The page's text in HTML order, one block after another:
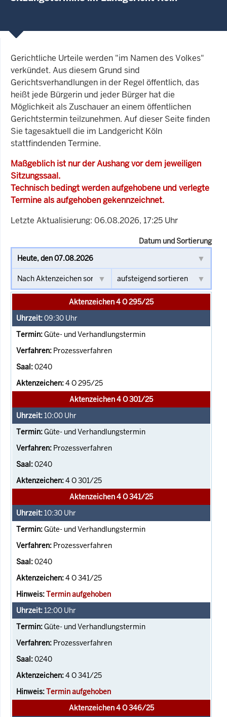
Gerichtliche Urteile werden "im Namen des Volkes"
verkündet. Aus diesem Grund sind
Gerichtsverhandlungen in der Regel öffentlich, das
heißt jede Bürgerin und jeder Bürger hat die
Möglichkeit als Zuschauer an einem öffentlichen
Gerichtstermin teilzunehmen. Auf dieser Seite finden
Sie tagesaktuell die im Landgericht Köln
stattfindenden Termine.
Maßgeblich ist nur der Aushang vor dem jeweiligen
Sitzungssaal.
Technisch bedingt werden aufgehobene und verlegte
Termine als aufgehoben gekennzeichnet.
Letzte Aktualisierung: 06.08.2026, 17:25 Uhr
Datum und Sortierung
Aktenzeichen 4 O 295/25
09:30 Uhr
Güte- und Verhandlungstermin
Prozessverfahren
0240
4 O 295/25
Aktenzeichen 4 O 301/25
10:00 Uhr
Güte- und Verhandlungstermin
Prozessverfahren
0240
4 O 301/25
Aktenzeichen 4 O 341/25
10:30 Uhr
Güte- und Verhandlungstermin
Prozessverfahren
0240
4 O 341/25
Termin aufgehoben
12:00 Uhr
Güte- und Verhandlungstermin
Prozessverfahren
0240
4 O 341/25
Termin aufgehoben
Aktenzeichen 4 O 346/25